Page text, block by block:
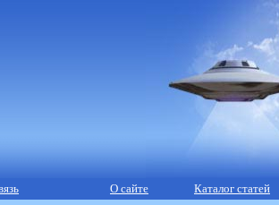
О сайте Каталог статей